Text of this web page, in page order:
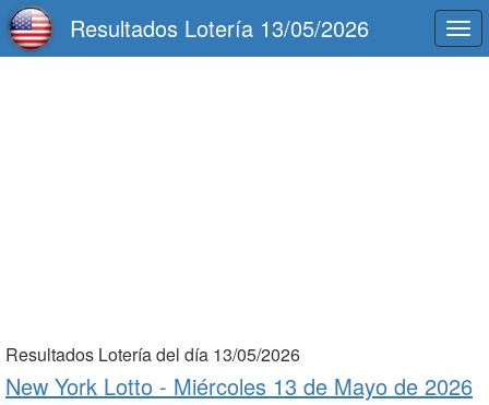
Resultados Lotería 13/05/2026
Resultados Lotería del día 13/05/2026
New York Lotto - Miércoles 13 de Mayo de 2026